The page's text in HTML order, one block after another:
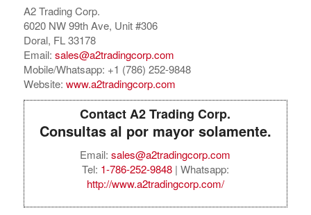
A2 Trading Corp.
6020 NW 99th Ave, Unit #306
Doral, FL 33178
Email: sales@a2tradingcorp.com
Mobile/Whatsapp: +1 (786) 252-9848
Website: www.a2tradingcorp.com
Contact A2 Trading Corp.
Consultas al por mayor solamente.
Email:sales@a2tradingcorp.com
Tel: 1-786-252-9848| Whatsapp:
http://www.a2tradingcorp.com/